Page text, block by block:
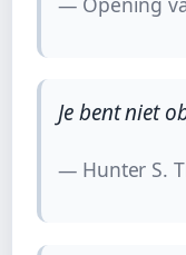
Je bent niet
— Hunter S.